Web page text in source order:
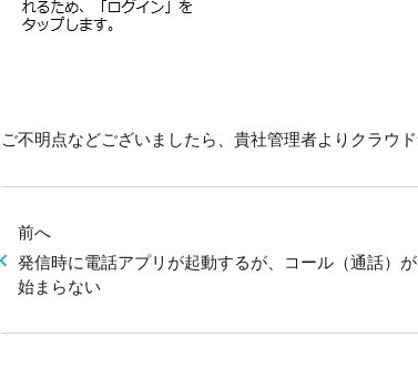
ご不明点などございましたら、貴社管理者よりクラウ
前へ
発信時に電話アプリが起動するが、コール（通話）が
始まらない